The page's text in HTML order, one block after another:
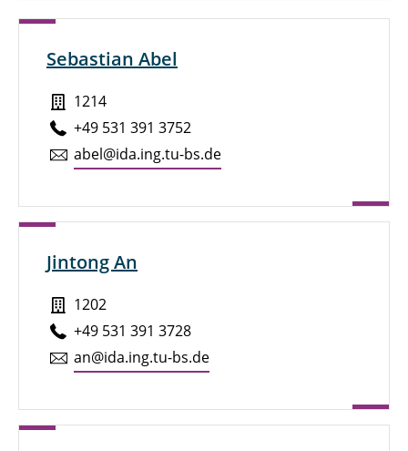
Sebastian Abel
1214
+49 531 391 3752
abel@ida.ing.tu-bs.de
Jintong An
1202
+49 531 391 3728
an@ida.ing.tu-bs.de